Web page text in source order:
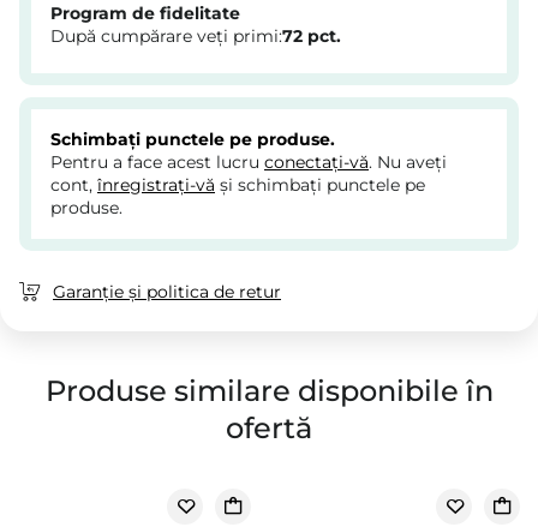
Program de fidelitate
După cumpărare veți primi:72 pct.
Schimbați punctele pe produse.
Pentru a face acest lucru conectați-vă. Nu aveți
cont, înregistrați-vă și schimbați punctele pe
produse.
Garanție și politica de retur
Produse similare disponibile în
ofertă